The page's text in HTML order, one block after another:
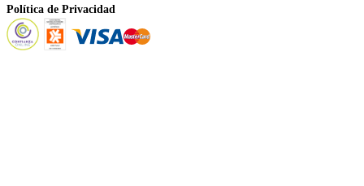
Política de Privacidad